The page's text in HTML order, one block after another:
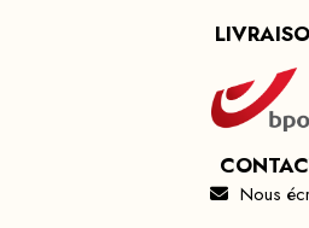
 Nous